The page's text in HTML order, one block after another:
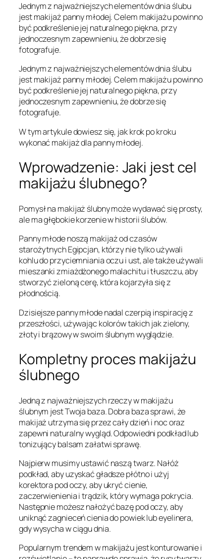
Jednym z najważniejszych elementów dnia ślubu
jest makijaż panny młodej. Celem makijażu powinno
być podkreślenie jej naturalnego piękna, przy
jednoczesnym zapewnieniu, że dobrze się
fotografuje.
Jednym z najważniejszych elementów dnia ślubu
jest makijaż panny młodej. Celem makijażu powinno
być podkreślenie jej naturalnego piękna, przy
jednoczesnym zapewnieniu, że dobrze się
fotografuje.
W tym artykule dowiesz się, jak krok po kroku
wykonać makijaż dla panny młodej.
Wprowadzenie: Jaki jest cel
makijażu ślubnego?
Pomysł na makijaż ślubny może wydawać się prosty,
ale ma głębokie korzenie w historii ślubów.
Panny młode noszą makijaż od czasów
starożytnych Egipcjan, którzy nie tylko używali
kohlu do przyciemniania oczu i ust, ale także używali
mieszanki zmiażdżonego malachitu i tłuszczu, aby
stworzyć zieloną cerę, która kojarzyła się z
płodnością.
Dzisiejsze panny młode nadal czerpią inspirację z
przeszłości, używając kolorów takich jak zielony,
złoty i brązowy w swoim ślubnym wyglądzie.
Kompletny proces makijażu
ślubnego
Jedną z najważniejszych rzeczy w makijażu
ślubnym jest Twoja baza. Dobra baza sprawi, że
makijaż utrzyma się przez cały dzień i noc oraz
zapewni naturalny wygląd. Odpowiedni podkład lub
tonizujący balsam załatwi sprawę.
Najpierw musimy ustawić naszą twarz. Nałóż
podkład, aby uzyskać gładsze płótno i użyj
korektora pod oczy, aby ukryć cienie,
zaczerwienienia i trądzik, który wymaga pokrycia.
Następnie możesz nałożyć bazę pod oczy, aby
uniknąć zagnieceń cienia do powiek lub eyelinera,
gdy wysycha w ciągu dnia.
Popularnym trendem w makijażu jest konturowanie i